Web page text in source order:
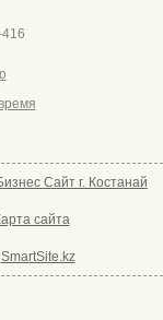
Сайт г. Костанай
сайта
SmartSite.kz